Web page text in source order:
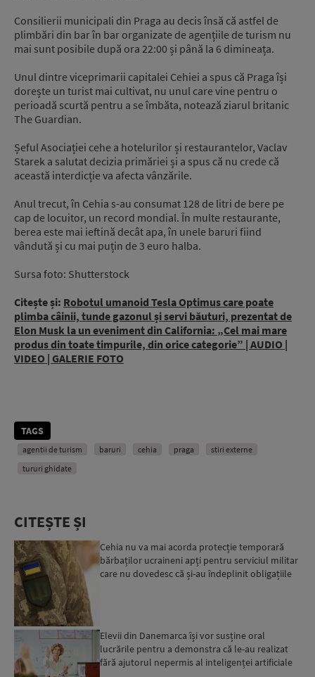
Consilierii municipali din Praga au decis însă că astfel de
plimbări din bar în bar organizate de agențiile de turism nu
mai sunt posibile după ora 22:00 și până la 6 dimineața.
Unul dintre viceprimarii capitalei Cehiei a spus că Praga își
dorește un turist mai cultivat, nu unul care vine pentru o
perioadă scurtă pentru a se îmbăta, notează ziarul britanic
The Guardian.
Șeful Asociației cehe a hotelurilor și restaurantelor, Vaclav
Starek a salutat decizia primăriei și a spus că nu crede că
această interdicție va afecta vânzările.
Anul trecut, în Cehia s-au consumat 128 de litri de bere pe
cap de locuitor, un record mondial. În multe restaurante,
berea este mai ieftină decât apa, în unele baruri fiind
vândută și cu mai puțin de 3 euro halba.
Sursa foto: Shutterstock
Citește și: Robotul umanoid Tesla Optimus care poate
plimba câinii, tunde gazonul și servi băuturi, prezentat de
Elon Musk la un eveniment din California: „Cel mai mare
produs din toate timpurile, din orice categorie” | AUDIO |
VIDEO | GALERIE FOTO
TAGS
agentii de turism baruri cehia praga
stiri externe
tururi ghidate
CITEȘTE ȘI
Cehia nu va mai acorda protecție temporară
bărbaților ucraineni apți pentru serviciul militar
care nu dovedesc că și-au îndeplinit obligațiile
Elevii din Danemarca își vor susține oral
lucrările pentru a demonstra că le-au realizat
fără ajutorul nepermis al inteligenței artificiale